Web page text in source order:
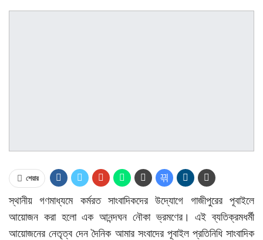
শেয়ার
স্থানীয় গণমাধ্যমে কর্মরত সাংবাদিকদের উদ্যোগে গাজীপুরের পূবাইলে
আয়োজন করা হলো এক আনন্দঘন নৌকা ভ্রমণের। এই ব্যতিক্রমধর্মী
আয়োজনের নেতৃত্ব দেন দৈনিক আমার সংবাদের পূবাইল প্রতিনিধি সাংবাদিক